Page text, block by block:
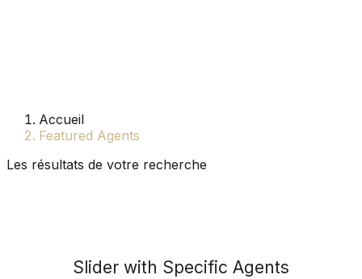
Accueil
Featured Agents
Les résultats de votre recherche
Slider with Specific Agents